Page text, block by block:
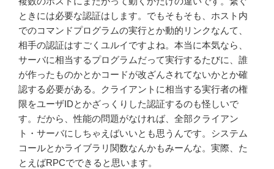
ときには必要な認証はします。でもそもそも、ホスト内
でのコマンドプログラムの実行とか動的リンクなんて、
相手の認証はすごくユルイですよね。本当に本気なら、
サーバに相当するプログラムだって実行するたびに、誰
が作ったものかとかコードが改ざんされてないかとか確
認する必要がある。クライアントに相当する実行者の権
限をユーザIDとかざっくりした認証するのも怪しいで
す。だから、性能の問題がなければ、全部クライアン
ト・サーバにしちゃえばいいとも思うんです。システム
コールとかライブラリ関数なんかもみーんな。実際、た
とえばRPCでできると思います。